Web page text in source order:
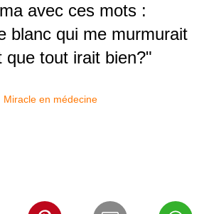
avec ces mots :
blanc qui me murmurait
que tout irait bien?"